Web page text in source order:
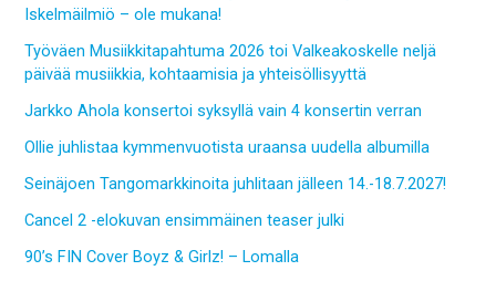
Iskelmäilmiö – ole mukana!
Työväen Musiikkitapahtuma 2026 toi Valkeakoskelle neljä
päivää musiikkia, kohtaamisia ja yhteisöllisyyttä
Jarkko Ahola konsertoi syksyllä vain 4 konsertin verran
Ollie juhlistaa kymmenvuotista uraansa uudella albumilla
Seinäjoen Tangomarkkinoita juhlitaan jälleen 14.-18.7.2027!
Cancel 2 -elokuvan ensimmäinen teaser julki
90’s FIN Cover Boyz & Girlz! – Lomalla